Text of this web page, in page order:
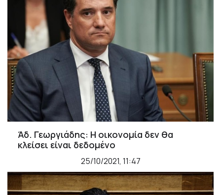
Άδ. Γεωργιάδης: Η οικονομία δεν θα
κλείσει είναι δεδομένο
25/10/2021, 11:47